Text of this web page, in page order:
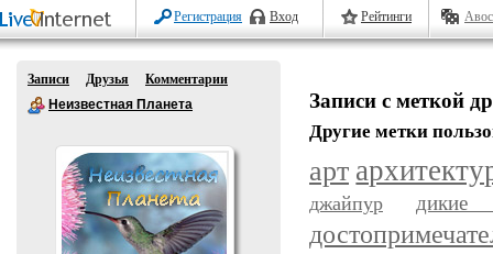
Регистрация Вход Рейтинги
Записи Друзья
Комментарии
Неизвестная Планета
Записи с меткой
Другие метки
арт
джайпур дикие